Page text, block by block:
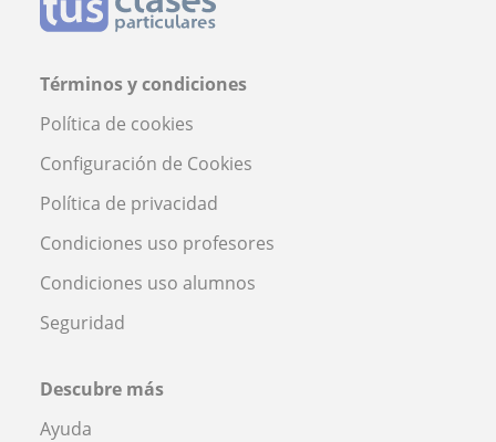
Términos y condiciones
Política de cookies
Configuración de Cookies
Política de privacidad
Condiciones uso profesores
Condiciones uso alumnos
Seguridad
Descubre más
Ayuda